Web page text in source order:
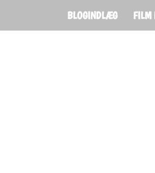
BLOGINDLÆG FILM